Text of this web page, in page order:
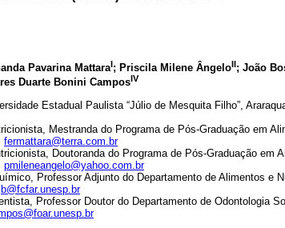
Pavarina MattaraI; Priscila Milene ÂngeloII; João
Duarte Bonini CamposIV
Estadual Paulista “Júlio de Mesquita Filho”,
Mestranda do Programa de Pós-Graduação em
fermattara@terra.com.br
Doutoranda do Programa de Pós-Graduação em
pmileneangelo@yahoo.com.br
Professor Adjunto do Departamento de Alimentos e
Professor Doutor do Departamento de Odontologia